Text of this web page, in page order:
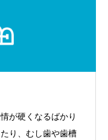
が硬くなるばかり
り、むし歯や歯槽